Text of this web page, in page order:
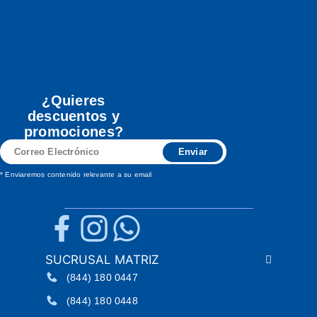
¿Quieres
descuentos y
promociones?
Correo
Electrónico
Enviar
* Enviaremos contenido relevante a su email
SUCRUSAL MATRIZ
(844) 180 0447
(844) 180 0448